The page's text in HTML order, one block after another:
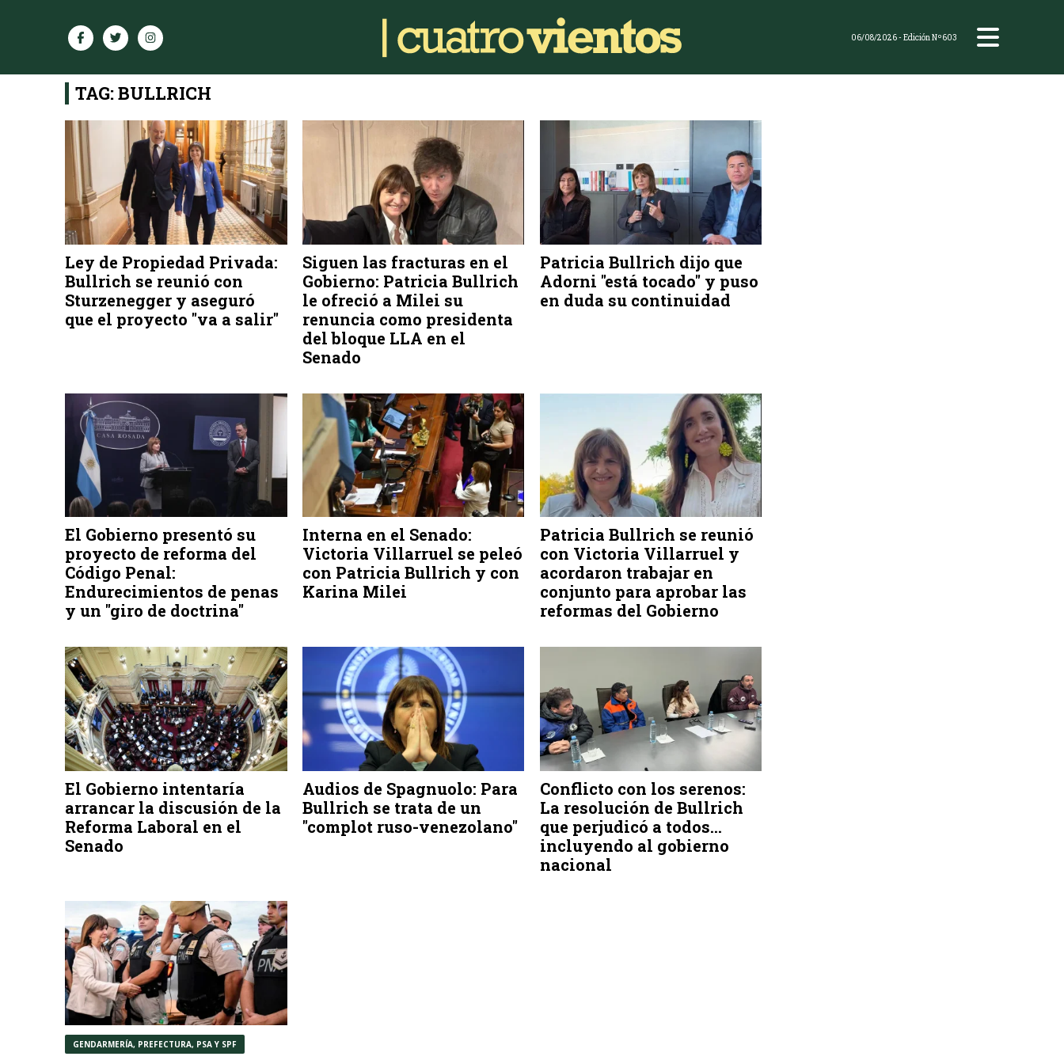
06/08/2026- Edición Nº603
TAG: BULLRICH
Ley de Propiedad Privada:
Bullrich se reunió con
Sturzenegger y aseguró
que el proyecto "va a salir"
Siguen las fracturas en el
Gobierno: Patricia Bullrich
le ofreció a Milei su
renuncia como presidenta
del bloque LLA en el
Senado
Patricia Bullrich dijo que
Adorni "está tocado" y puso
en duda su continuidad
El Gobierno presentó su
proyecto de reforma del
Código Penal:
Endurecimientos de penas
y un "giro de doctrina"
Interna en el Senado:
Victoria Villarruel se peleó
con Patricia Bullrich y con
Karina Milei
Patricia Bullrich se reunió
con Victoria Villarruel y
acordaron trabajar en
conjunto para aprobar las
reformas del Gobierno
El Gobierno intentaría
arrancar la discusión de la
Reforma Laboral en el
Senado
Audios de Spagnuolo: Para
Bullrich se trata de un
"complot ruso-venezolano"
Conflicto con los serenos:
La resolución de Bullrich
que perjudicó a todos...
incluyendo al gobierno
nacional
GENDARMERÍA, PREFECTURA, PSA Y SPF